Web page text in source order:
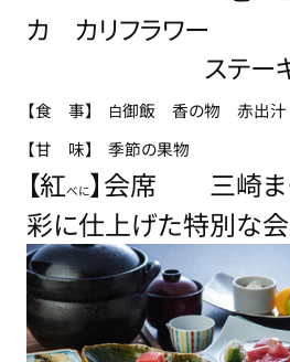
カ カリフラワー
ステーキソ
【食 事】 白御飯 香の物 赤出汁
【甘 味】 季節の果物
【紅べに】会席 三崎
彩に仕上げた特別な